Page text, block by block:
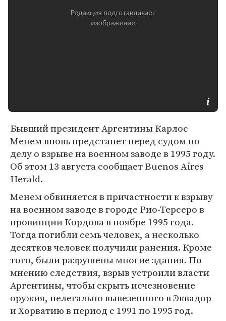
Бывший президент Аргентины Карлос
Менем вновь предстанет перед судом по
делу о взрыве на военном заводе в 1995 году.
Об этом 13 августа сообщает Buenos Aires
Herald.
Менем обвиняется в причастности к взрыву
на военном заводе в городе Рио-Терсеро в
провинции Кордова в ноябре 1995 года.
Тогда погибли семь человек, а несколько
десятков человек получили ранения. Кроме
того, были разрушены многие здания. По
мнению следствия, взрыв устроили власти
Аргентины, чтобы скрыть исчезновение
оружия, нелегально вывезенного в Эквадор
и Хорватию в период с 1991 по 1995 год.